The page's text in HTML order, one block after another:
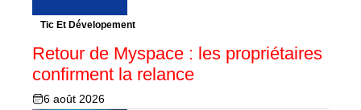
Tic Et Dévelopement
Retour de Myspace : les propriétaires
confirment la relance
6 août 2026